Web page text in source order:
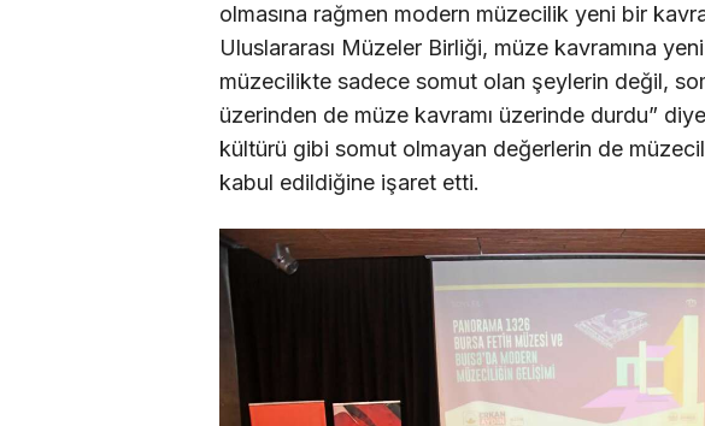
olmasına rağmen modern müzecilik yeni bir
Uluslararası Müzeler Birliği, müze kavramına
müzecilikte sadece somut olan şeylerin değil,
üzerinden de müze kavramı üzerinde durdu”
kültürü gibi somut olmayan değerlerin de
kabul edildiğine işaret etti.